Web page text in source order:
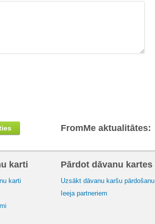
FromMe aktualitātes:
karti
karti
Pārdot dāvanu kartes
Uzsākt dāvanu karšu pārdošanu
Ieeja partneriem